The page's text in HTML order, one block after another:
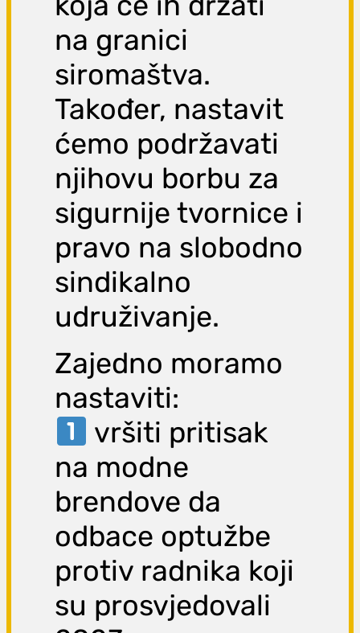
na granici
siromaštva.
Također, nastavit
ćemo podržavati
njihovu borbu za
sigurnije tvornice i
pravo na slobodno
sindikalno
udruživanje.
Zajedno moramo
nastaviti:
vršiti pritisak
na modne
brendove da
odbace optužbe
protiv radnika koji
su prosvjedovali